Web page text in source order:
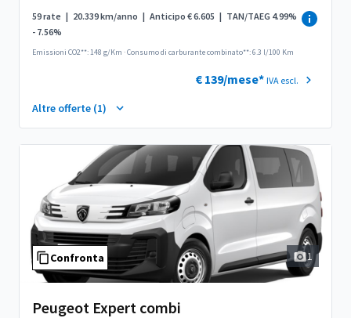
59 rate | 20.339 km/anno | Anticipo € 6.605 | TAN/TAEG 4.99%
- 7.56%
Emissioni CO2**: 148 g/Km ·Consumo di carburante combinato**: 6.3 l/100 Km
€ 139/mese* IVA escl.
Altre offerte (1)
Confronta 1
Peugeot Expert combi